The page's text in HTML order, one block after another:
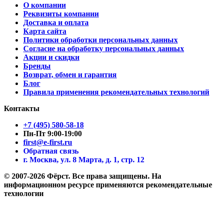
О компании
Реквизиты компании
Доставка и оплата
Карта сайта
Политики обработки персональных данных
Согласие на обработку персональных данных
Акции и скидки
Бренды
Возврат, обмен и гарантия
Блог
Правила применения рекомендательных технологий
Контакты
+7 (495) 580-58-18
Пн-Пт 9:00-19:00
first@e-first.ru
Обратная связь
г. Москва, ул. 8 Марта, д. 1, стр. 12
© 2007-2026 Фёрст. Все права защищены. На
информационном ресурсе применяются рекомендательные
технологии